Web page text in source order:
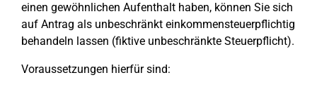
einen gewöhnlichen Aufenthalt haben, können Sie sich
auf Antrag als unbeschränkt einkommensteuerpflichtig
behandeln lassen (fiktive unbeschränkte Steuerpflicht).
Voraussetzungen hierfür sind: